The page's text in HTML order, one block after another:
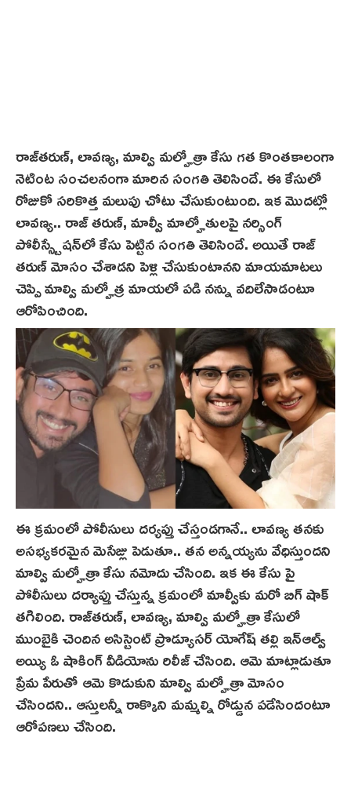
రాజ్‌త‌రుణ్‌, లావణ్య, మాల్వి మల్హోత్రా కేసు గత కొంతకాలంగా
నెటింట‌ సంచలనంగా మారిన సంగతి తెలిసిందే. ఈ కేసులో
రోజుకో సరికొత్త మలుపు చోటు చేసుకుంటుంది. ఇక మొదట్లో
లావణ్య.. రాజ్ త‌రుణ్‌, మాల్వీ మాల్హోతులపై నర్సింగ్
పోలీస్స్టేషన్‌లో కేసు పెట్టిన సంగతి తెలిసిందే. అయితే రాజ్
తరుణ్ మోసం చేశాడని పెళ్లి చేసుకుంటానని మాయమాటలు
చెప్పి మాల్వి మల్హోత్ర మాయ‌లో పడి నన్ను వదిలేసాడంటూ
ఆరోపించింది.
ఈ క్రమంలో పోలీసులు ద‌ర్య‌ప్తు చేస్తండ‌గానే.. లావణ్య తనకు
అసభ్యకరమైన మెసేజ్లు పెడుతూ.. తన అన్నయ్యను వేధిస్తుందని
మాల్వి మల్హోత్రా కేసు న‌మోదు చేసింది. ఇక‌ ఈ కేసు పై
పోలీసులు దర్యాప్తు చేస్తున్న క్ర‌మంలో మాల్వీకు మరో బిగ్ షాక్
తగిలింది. రాజ్‌త‌రుణ్‌, లావణ్య, మాల్వి మల్హోత్రా కేసులో
ముంబైకి చెందిన అసిస్టెంట్ ప్రొడ్యూసర్ యోగేష్ తల్లి ఇన్ఆల్వ్
అయ్యి ఓ షాకింగ్ వీడియోను రిలీజ్ చేసింది. ఆమె మాట్లాడుతూ
ప్రేమ పేరుతో ఆమె కొడుకుని మాల్వి మల్హోత్రా మోసం
చేసిందని.. ఆస్తులన్నీ రాక్కొని మమ్మల్ని రోడ్డున పడేసిందంటూ
ఆరోపణలు చేసింది.